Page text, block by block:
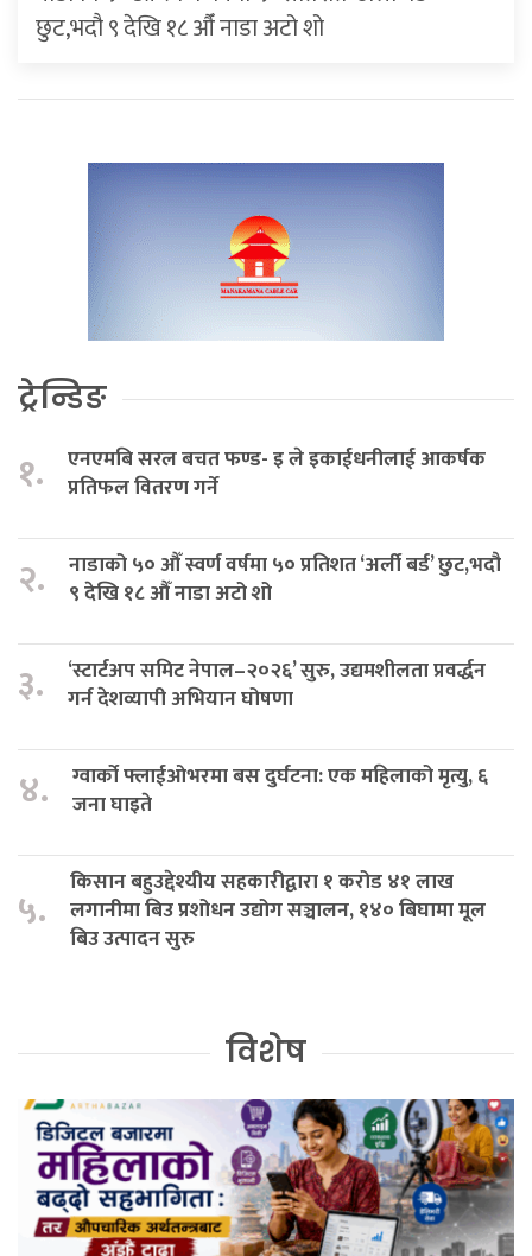
छुट,भदौ ९ देखि १८ औँ नाडा अटो शो
ट्रेन्डिङ
१.
एनएमबि सरल बचत फण्ड- इ ले इकाईधनीलाई आकर्षक
प्रतिफल वितरण गर्ने
२.
नाडाको ५० औँ स्वर्ण वर्षमा ५० प्रतिशत ‘अर्ली बर्ड’ छुट,भदौ
९ देखि १८ औँ नाडा अटो शो
३.
‘स्टार्टअप समिट नेपाल–२०२६’ सुरु, उद्यमशीलता प्रवर्द्धन
गर्न देशव्यापी अभियान घोषणा
४.
ग्वार्को फ्लाईओभरमा बस दुर्घटना: एक महिलाको मृत्यु, ६
जना घाइते
५.
किसान बहुउद्देश्यीय सहकारीद्वारा १ करोड ४१ लाख
लगानीमा बिउ प्रशोधन उद्योग सञ्चालन, १४० बिघामा मूल
बिउ उत्पादन सुरु
विशेष